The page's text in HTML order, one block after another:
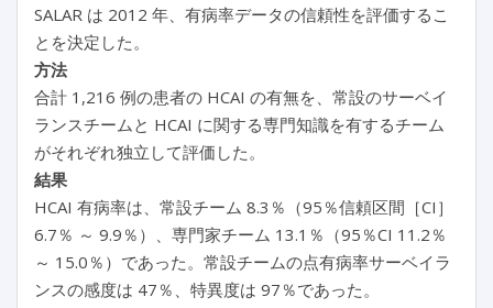
SALAR は 2012 年、有病率データの信頼性を評価するこ
とを決定した。
方法
合計 1,216 例の患者の HCAI の有無を、常設のサーベイ
ランスチームと HCAI に関する専門知識を有するチーム
がそれぞれ独立して評価した。
結果
HCAI 有病率は、常設チーム 8.3％（95％信頼区間［CI］
6.7％ ～ 9.9％）、専門家チーム 13.1％（95％CI 11.2％
～ 15.0％）であった。常設チームの点有病率サーベイラ
ンスの感度は 47％、特異度は 97％であった。